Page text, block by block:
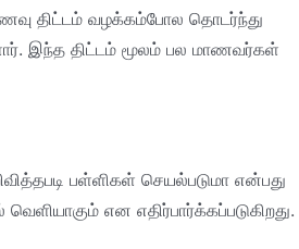
திட்டம் வழக்கம்போல தொடர்ந்து
இந்த திட்டம் மூலம் பல மாணவர்கள்
பள்ளிகள் செயல்படுமா என்பது
வெளியாகும் என எதிர்பார்க்கப்படுகிறது.